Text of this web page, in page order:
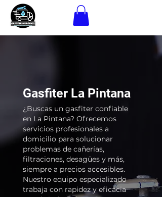
Gasfiter La Pintana
¿Buscas un gasfiter confiable
en La Pintana? Ofrecemos
servicios profesionales a
domicilio para solucionar
problemas de cañerías,
filtraciones, desagües y más,
siempre a precios accesibles.
Nuestro equipo especializado
trabaja con rapidez y eficacia